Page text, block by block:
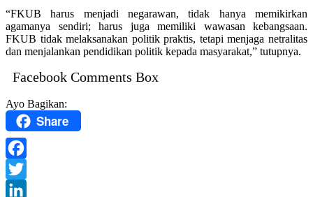
“FKUB harus menjadi negarawan, tidak hanya memikirkan
agamanya sendiri; harus juga memiliki wawasan kebangsaan.
FKUB tidak melaksanakan politik praktis, tetapi menjaga netralitas
dan menjalankan pendidikan politik kepada masyarakat,” tutupnya.
Facebook Comments Box
Ayo Bagikan:
Share
Facebook
Twitter